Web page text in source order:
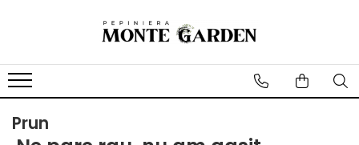
Cires
Visin
Mar
De masa
Pentru vin
Trandafiri urcatori
Trandafiri copac (Pomisor)
Trandafiri tufa
Tuia
Ienupar
Picea
Coacaz
Agris
Catina
Bulbi Lalele
Bulbi de Crini
Prun